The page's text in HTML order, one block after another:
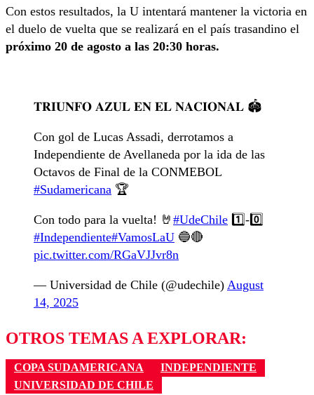
Con estos resultados, la U intentará mantener la victoria en
el duelo de vuelta que se realizará en el país trasandino el
próximo 20 de agosto a las 20:30 horas.
𝐓𝐑𝐈𝐔𝐍𝐅𝐎 𝐀𝐙𝐔𝐋 𝐄𝐍 𝐄𝐋 𝐍𝐀𝐂𝐈𝐎𝐍𝐀𝐋 🏟️
Con gol de Lucas Assadi, derrotamos a
Independiente de Avellaneda por la ida de las
Octavos de Final de la CONMEBOL
#Sudamericana 🏆
Con todo para la vuelta! 🤘 #UdeChile 1️⃣-0️⃣
#Independiente#VamosLaU 🔵🔴
pic.twitter.com/RGaVJJvr8n
— Universidad de Chile (@udechile) August
14, 2025
OTROS TEMAS A EXPLORAR:
COPA SUDAMERICANA
INDEPENDIENTE
UNIVERSIDAD DE CHILE